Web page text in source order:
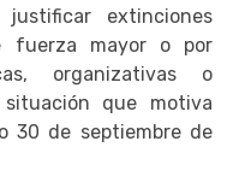
extinciones
fuerza mayor o por
organizativas o
que motiva
30 de septiembre de